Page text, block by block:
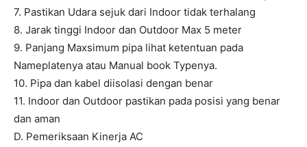
7. Pastikan Udara sejuk dari Indoor tidak terhalang
8. Jarak tinggi Indoor dan Outdoor Max 5 meter
9. Panjang Maxsimum pipa lihat ketentuan pada
Nameplatenya atau Manual book Typenya.
10. Pipa dan kabel diisolasi dengan benar
11. Indoor dan Outdoor pastikan pada posisi yang benar
dan aman
D. Pemeriksaan Kinerja AC